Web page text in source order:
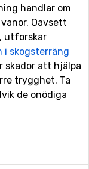
handlar om
Oavsett
utforskar
i skogsterräng
skador att hjälpa
trygghet. Ta
de onödiga